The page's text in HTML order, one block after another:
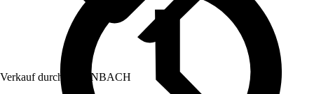
Verkauf durch: HORNBACH